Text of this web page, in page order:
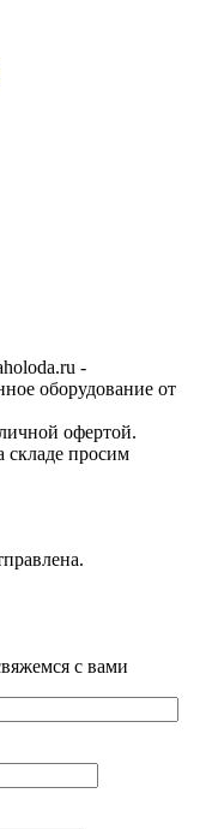
-
оборудование от
офертой.
складе просим
с вами